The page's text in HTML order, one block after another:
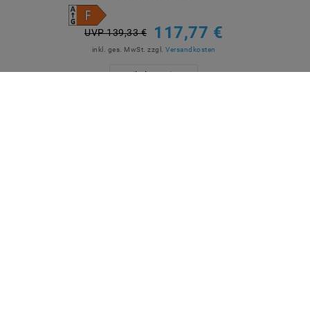
UVP 139,33 € 117,77 €
inkl. ges. MwSt. zzgl. Versandkosten
Artikel anzeigen